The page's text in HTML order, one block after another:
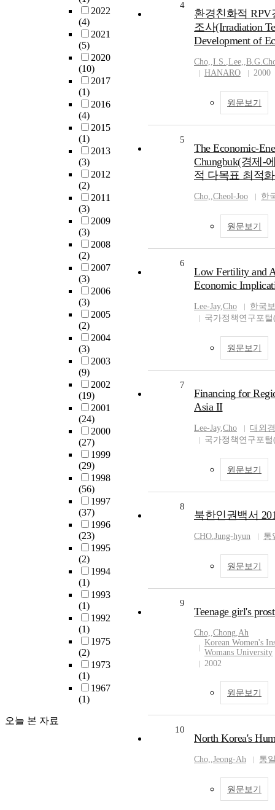
2022
(4)
2021
(5)
2020
(10)
2017
(1)
2016
(4)
2015
(1)
2013
(3)
2012
(2)
2011
(3)
2009
(3)
2008
(2)
2007
(3)
2006
(3)
2005
(2)
2004
(3)
2003
(9)
2002
(19)
2001
(24)
2000
(27)
1999
(29)
1998
(56)
1997
(37)
1996
(23)
1995
(2)
1994
(1)
1993
(1)
1992
(1)
1975
(2)
1973
(1)
1967
(1)
오늘 본 자료
4
환경친화적 RPV
조사(Irradiation
Development of
Cho,,I.S.,Lee,,
HANARO
2000
원문보기
5
The Economic-
Chungbuk(경제-
적 다목표 최적
Cho,,Cheol-Joo 한
원문보기
6
Low Fertility and
Economic
Lee-Jay,Cho
한국
국가정책연구포
원문보기
7
Financing for
Asia II
Lee-Jay,Cho
대외
국가정책연구포
원문보기
8
북한인권백서
CHO,Jung-hyun 통
원문보기
9
Teenage girl's
Cho,,Chong,Ah
Korean Women's
Womans University
2002
원문보기
10
North Korea's
Cho,,Jeong-Ah 통
원문보기